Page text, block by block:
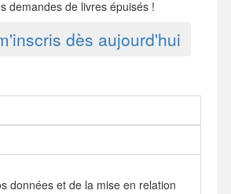
demandes de livres épuisés !
dès aujourd'hui
données et de la mise en relation